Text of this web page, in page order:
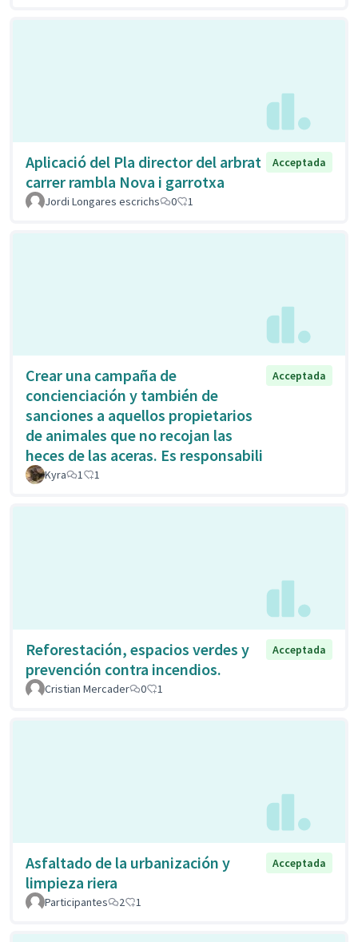
Aplicació del Pla director del arbrat
carrer rambla Nova i garrotxa
Acceptada
Jordi Longares escrichs 0 1
Crear una campaña de
concienciación y también de
sanciones a aquellos propietarios
de animales que no recojan las
heces de las aceras. Es responsabili
Acceptada
Kyra 1 1
Reforestación, espacios verdes y
prevención contra incendios.
Acceptada
Cristian Mercader 0 1
Asfaltado de la urbanización y
limpieza riera
Acceptada
Participantes 2 1